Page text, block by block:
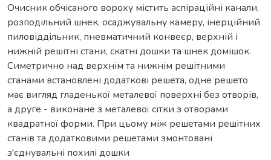
Очисник обчісаного вороху містить аспіраційні канали,
розподільний шнек, осаджувальну камеру, інерційний
пиловіддільник, пневматичний конвеєр, верхній і
нижній решітні стани, скатні дошки та шнек домішок.
Симетрично над верхнім та нижнім решітними
станами встановлені додаткові решета, одне решето
має вигляд гладенької металевої поверхні без отворів,
а друге - виконане з металевої сітки з отворами
квадратної форми. При цьому між решетами решітних
станів та додатковими решетами змонтовані
з'єднувальні похилі дошки